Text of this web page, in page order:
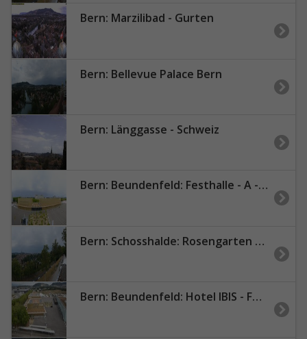
Bern: Marzilibad - Gurten
Bern: Bellevue Palace Bern
Bern: Länggasse - Schweiz
Bern: Beundenfeld: Festhalle - A - Public
Bern: Schosshalde: Rosengarten Restaurant 180°
Bern: Beundenfeld: Hotel IBIS - Festhalle - A - Public